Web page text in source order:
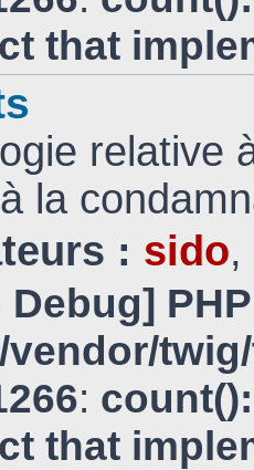
that
relative
la
: sido,
vendor/
:
that